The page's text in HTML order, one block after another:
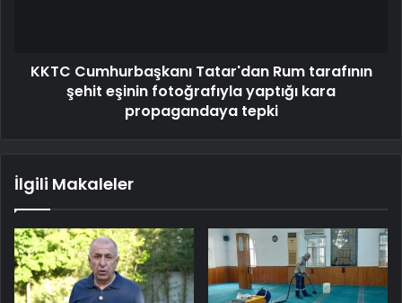
KKTC Cumhurbaşkanı Tatar'dan Rum tarafının
şehit eşinin fotoğrafıyla yaptığı kara
propagandaya tepki
İlgili Makaleler